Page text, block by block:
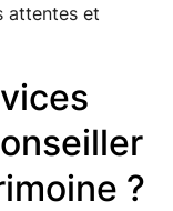
attentes et
?